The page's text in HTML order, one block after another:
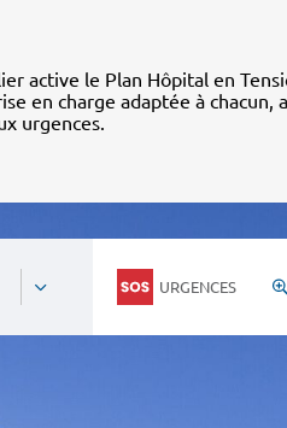
active le Plan Hôpital en
en charge adaptée à chacun,
urgences.
URGENCES